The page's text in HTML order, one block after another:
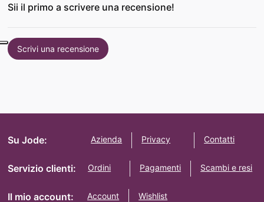
Sii il primo a scrivere una recensione!
Scrivi una recensione
Su Jode: Azienda Privacy Contatti
Servizio clienti: Ordini Pagamenti Scambi e resi
Il mio account: Account Wishlist